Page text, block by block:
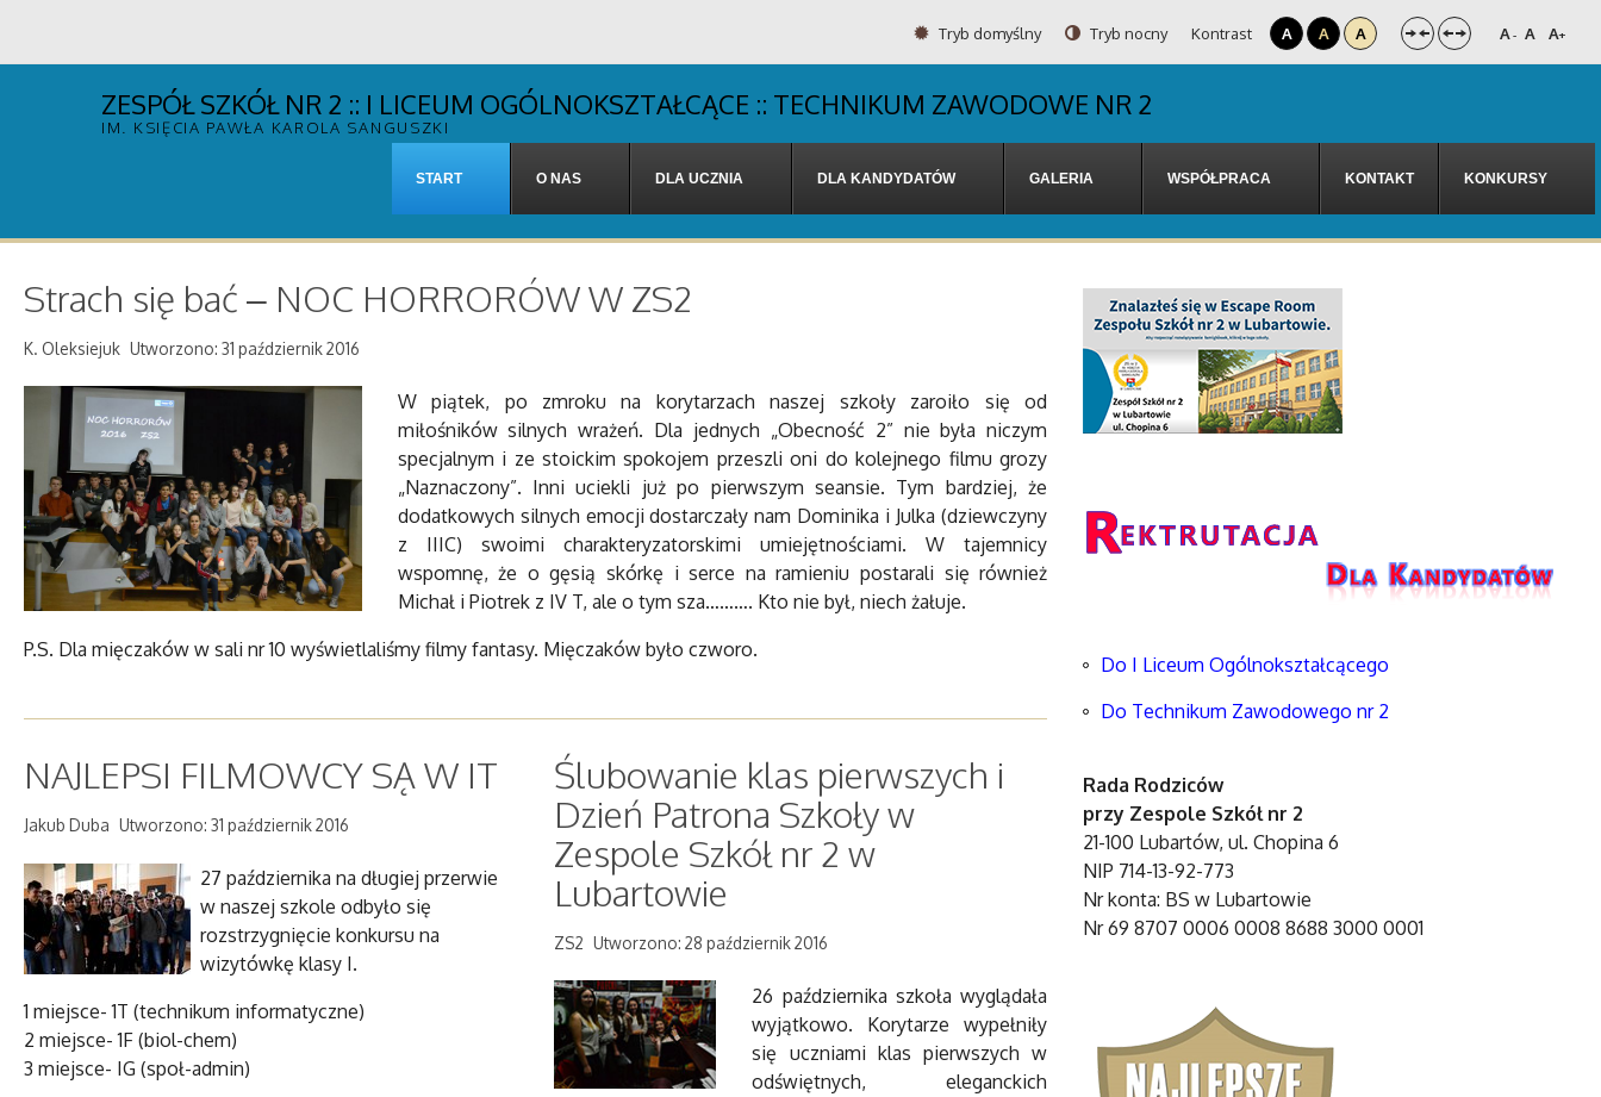
Tryb domyślny Tryb nocny Kontrast A A A A- A A+
ZESPÓŁ SZKÓŁ NR 2 :: I LICEUM OGÓLNOKSZTAŁCĄCE :: TECHNIKUM ZAWODOWE NR 2
IM. KSIĘCIA PAWŁA KAROLA SANGUSZKI
START O NAS DLA UCZNIA DLA KANDYDATÓW GALERIA WSPÓŁPRACA KONTAKT KONKURSY
Strach się bać – NOC HORRORÓW W ZS2
K. Oleksiejuk Utworzono: 31 październik 2016
W piątek, po zmroku na korytarzach naszej szkoły zaroiło się od
miłośników silnych wrażeń. Dla jednych „Obecność 2” nie była niczym
specjalnym i ze stoickim spokojem przeszli oni do kolejnego filmu grozy
„Naznaczony”. Inni uciekli już po pierwszym seansie. Tym bardziej, że
dodatkowych silnych emocji dostarczały nam Dominika i Julka (dziewczyny
z IIIC) swoimi charakteryzatorskimi umiejętnościami. W tajemnicy
wspomnę, że o gęsią skórkę i serce na ramieniu postarali się również
Michał i Piotrek z IV T, ale o tym sza………. Kto nie był, niech żałuje.
P.S. Dla mięczaków w sali nr 10 wyświetlaliśmy filmy fantasy. Mięczaków było czworo.
NAJLEPSI FILMOWCY SĄ W IT
Jakub Duba Utworzono: 31 październik 2016
27 października na długiej przerwie
w naszej szkole odbyło się
rozstrzygnięcie konkursu na
wizytówkę klasy I.
1 miejsce- 1T (technikum informatyczne)
2 miejsce- 1F (biol-chem)
3 miejsce- IG (społ-admin)
Ślubowanie klas pierwszych i
Dzień Patrona Szkoły w
Zespole Szkół nr 2 w
Lubartowie
ZS2 Utworzono: 28 październik 2016
26 października szkoła wyglądała
wyjątkowo. Korytarze wypełniły
się uczniami klas pierwszych w
odświętnych, eleganckich
Do I Liceum Ogólnokształcącego
Do Technikum Zawodowego nr 2
Rada Rodziców
przy Zespole Szkół nr 2
21-100 Lubartów, ul. Chopina 6
NIP 714-13-92-773
Nr konta: BS w Lubartowie
Nr 69 8707 0006 0008 8688 3000 0001